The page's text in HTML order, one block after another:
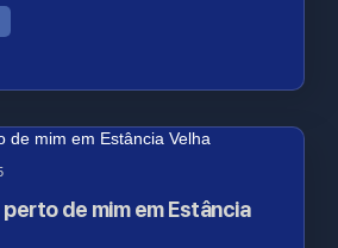
de mim em Estância